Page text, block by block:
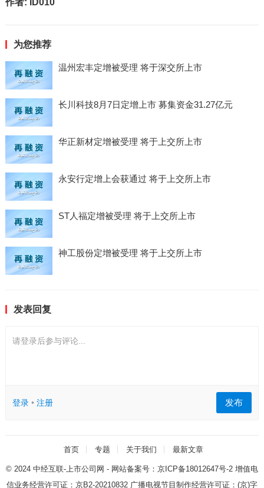
作者: ID010
为您推荐
温州宏丰定增被受理 将于深交所上市
长川科技8月7日定增上市 募集资金31.27亿元
华正新材定增被受理 将于上交所上市
永安行定增上会获通过 将于上交所上市
ST人福定增被受理 将于上交所上市
神工股份定增被受理 将于上交所上市
发表回复
请登录后参与评论...
登录• 注册 发布
首页 专题 关于我们 最新文章
© 2024 中经互联-上市公司网 - 网站备案号： 京ICP备18012647号-2增值电
信业务经营许可证： 京B2-20210832广播电视节目制作经营许可证： (京)字